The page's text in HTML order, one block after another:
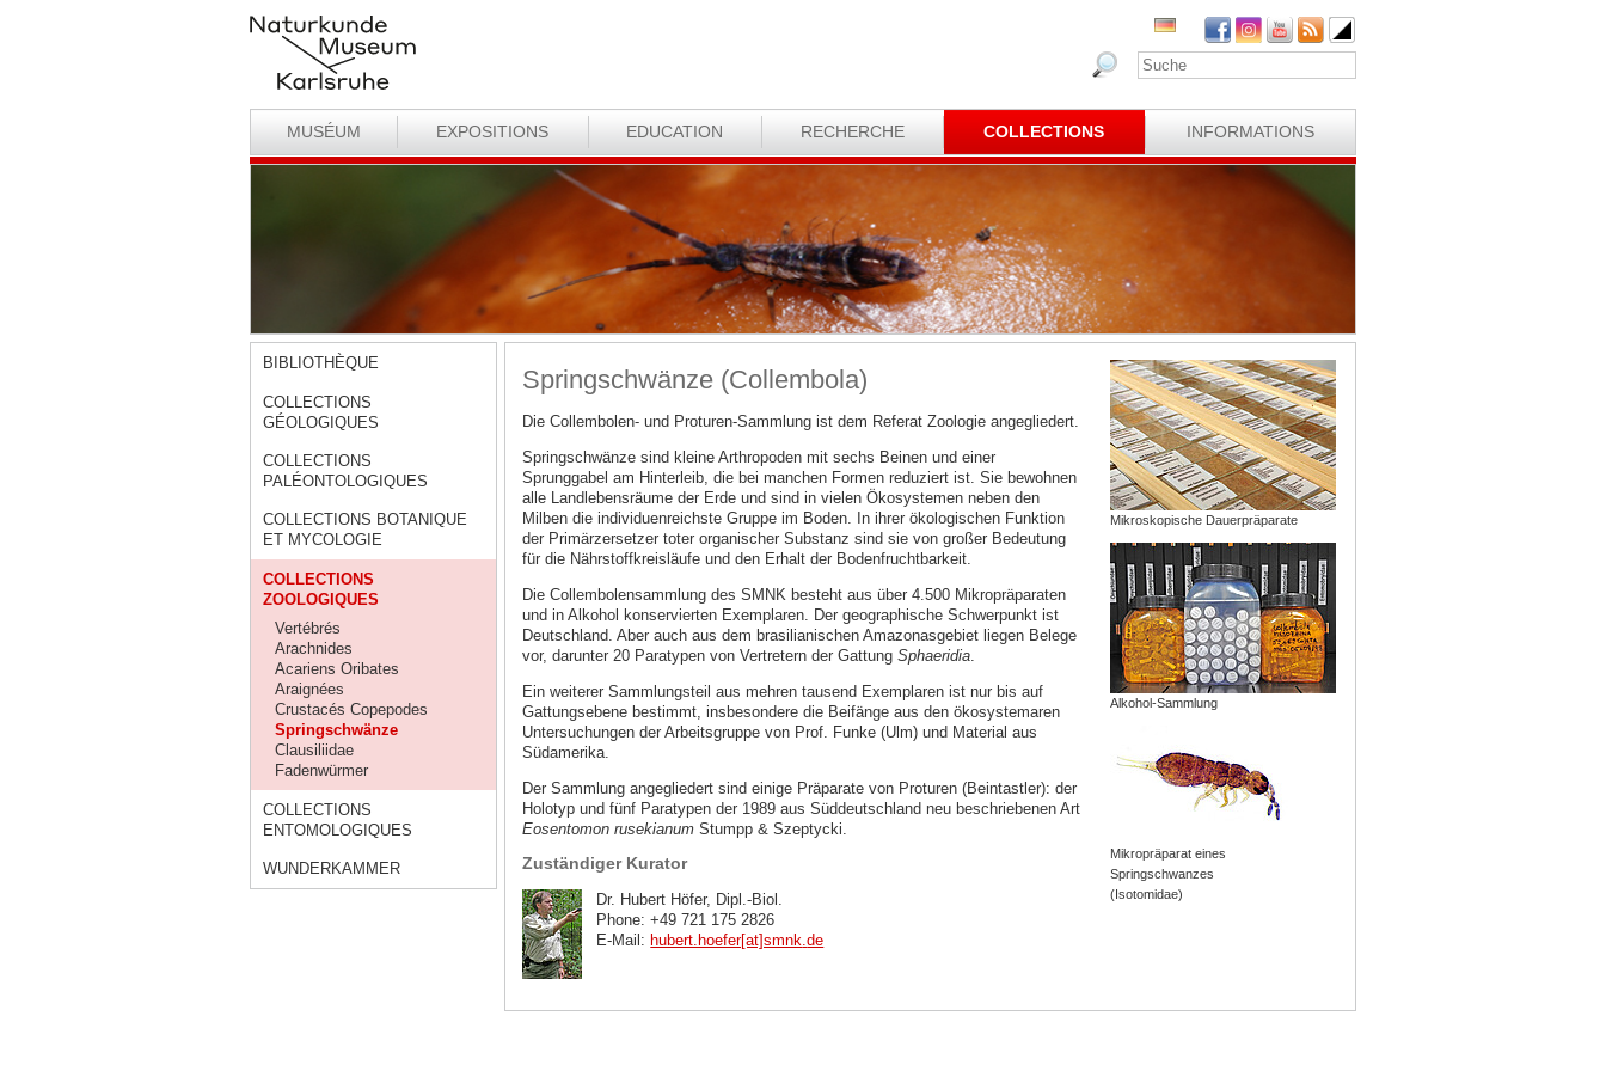
MUSÉUM EXPOSITIONS EDUCATION RECHERCHE COLLECTIONS INFORMATIONS
BIBLIOTHÈQUE
COLLECTIONS
GÉOLOGIQUES
COLLECTIONS
PALÉONTOLOGIQUES
COLLECTIONS BOTANIQUE
ET MYCOLOGIE
COLLECTIONS
ZOOLOGIQUES
Vertébrés
Arachnides
Acariens Oribates
Araignées
Crustacés Copepodes
Springschwänze
Clausiliidae
Fadenwürmer
COLLECTIONS
ENTOMOLOGIQUES
WUNDERKAMMER
Springschwänze (Collembola)
Die Collembolen- und Proturen-Sammlung ist dem Referat Zoologie angegliedert.
Springschwänze sind kleine Arthropoden mit sechs Beinen und einer
Sprunggabel am Hinterleib, die bei manchen Formen reduziert ist. Sie bewohnen
alle Landlebensräume der Erde und sind in vielen Ökosystemen neben den
Milben die individuenreichste Gruppe im Boden. In ihrer ökologischen Funktion
der Primärzersetzer toter organischer Substanz sind sie von großer Bedeutung
für die Nährstoffkreisläufe und den Erhalt der Bodenfruchtbarkeit.
Die Collembolensammlung des SMNK besteht aus über 4.500 Mikropräparaten
und in Alkohol konservierten Exemplaren. Der geographische Schwerpunkt ist
Deutschland. Aber auch aus dem brasilianischen Amazonasgebiet liegen Belege
vor, darunter 20 Paratypen von Vertretern der Gattung Sphaeridia.
Ein weiterer Sammlungsteil aus mehren tausend Exemplaren ist nur bis auf
Gattungsebene bestimmt, insbesondere die Beifänge aus den ökosystemaren
Untersuchungen der Arbeitsgruppe von Prof. Funke (Ulm) und Material aus
Südamerika.
Der Sammlung angegliedert sind einige Präparate von Proturen (Beintastler): der
Holotyp und fünf Paratypen der 1989 aus Süddeutschland neu beschriebenen Art
Eosentomon rusekianumStumpp & Szeptycki.
Zuständiger Kurator
Dr. Hubert Höfer, Dipl.-Biol.
Phone: +49 721 175 2826
E-Mail: hubert.hoefer[at]smnk.de
Mikroskopische Dauerpräparate
Alkohol-Sammlung
Mikropräparat eines
Springschwanzes
(Isotomidae)